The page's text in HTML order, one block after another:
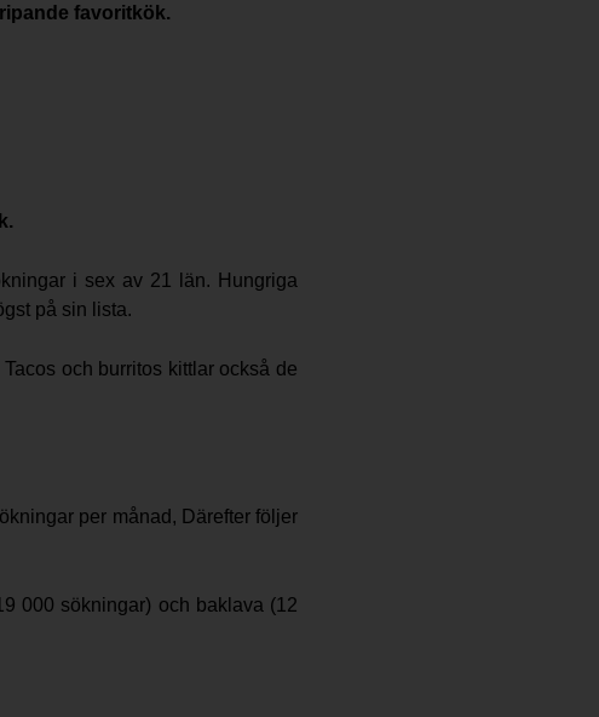
favoritkök.
i sex av 21 län. Hungriga
på sin lista.
och burritos kittlar också de
per månad, Därefter följer
000 sökningar) och baklava (12